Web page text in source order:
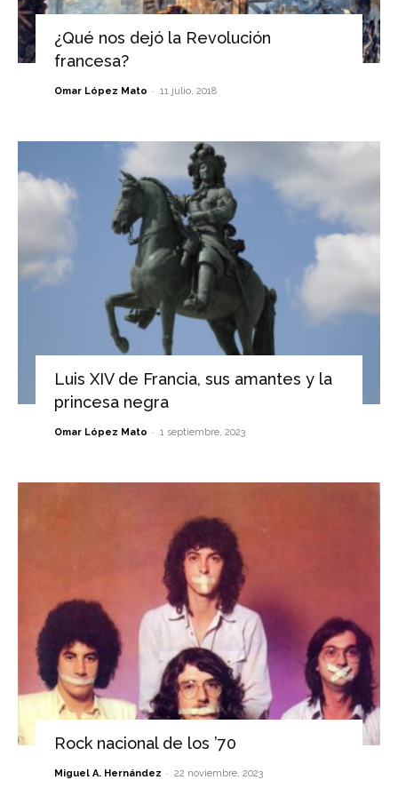
¿Qué nos dejó la Revolución
francesa?
Omar López Mato - 11 julio, 2018
Luis XIV de Francia, sus amantes y la
princesa negra
Omar López Mato - 1 septiembre, 2023
Rock nacional de los ’70
Miguel A. Hernández - 22 noviembre, 2023